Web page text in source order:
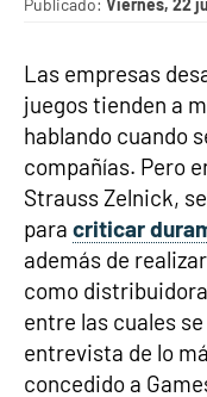
Publicado: Viernes, 22
Las empresas
juegos tienden a
hablando cuando
compañías. Pero
Strauss Zelnick,
para criticar
además de
como
entre las cuales
entrevista de lo
concedido a